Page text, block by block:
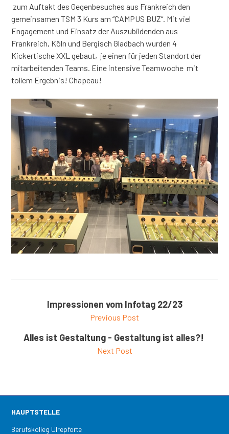
zum Auftakt des Gegenbesuches aus Frankreich den
gemeinsamen TSM 3 Kurs am “CAMPUS BUZ“. Mit viel
Engagement und Einsatz der Auszubildenden aus
Frankreich, Köln und Bergisch Gladbach wurden 4
Kickertische XXL gebaut, je einen für jeden Standort der
mitarbeitenden Teams. Eine intensive Teamwoche mit
tollem Ergebnis! Chapeau!
Impressionen vom Infotag 22/23
Previous Post
Alles ist Gestaltung - Gestaltung ist alles?!
Next Post
HAUPTSTELLE
Berufskolleg Ulrepforte